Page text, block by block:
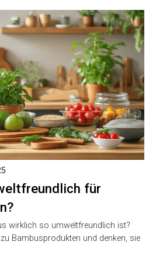
für
wirklich so umweltfreundlich ist?
Bambusprodukten und denken, sie